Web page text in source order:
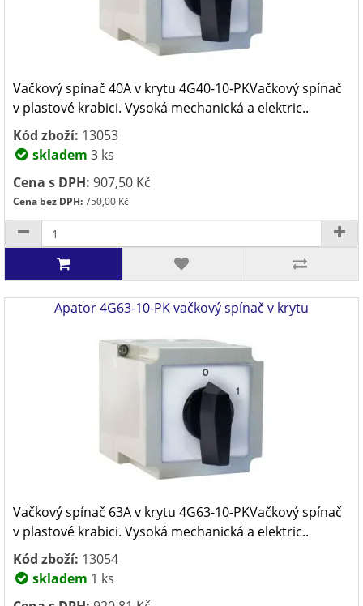
Vačkový spínač 40A v krytu 4G40-10-PKVačkový spínač
v plastové krabici. Vysoká mechanická a elektric..
Kód zboží: 13053
skladem 3 ks
Cena s DPH: 907,50 Kč
Cena bez DPH:750,00 Kč
Apator 4G63-10-PK vačkový spínač v krytu
Vačkový spínač 63A v krytu 4G63-10-PKVačkový spínač
v plastové krabici. Vysoká mechanická a elektric..
Kód zboží: 13054
skladem 1 ks